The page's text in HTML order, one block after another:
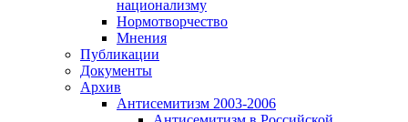
национализму
Нормотворчество
Мнения
Публикации
Документы
Архив
Антисемитизм 2003-2006